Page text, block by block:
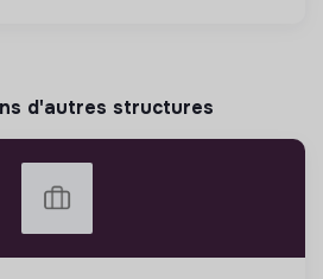
d'autres structures